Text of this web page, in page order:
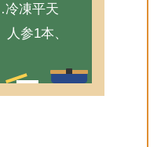
冷凍平天
参1本、